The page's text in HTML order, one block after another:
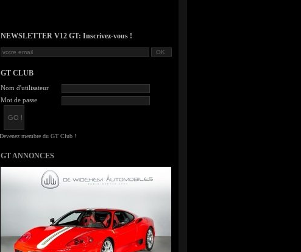
NEWSLETTER V12 GT: Inscrivez-vous !
GT CLUB
Nom d'utilisateur
Mot de passe
GT ANNONCES